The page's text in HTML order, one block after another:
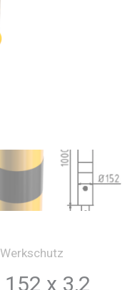
Werkschutz
x 3,2